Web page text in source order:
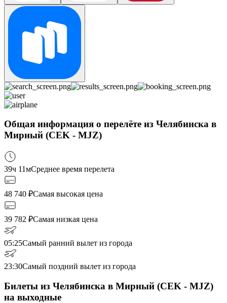
Общая информация о перелёте из Челябинска в
Мирный (CEK - MJZ)
39ч 11мСреднее время перелета
48 740 ₽Самая высокая цена
39 782 ₽Самая низкая цена
05:25Самый ранний вылет из города
23:30Самый поздний вылет из города
Билеты из Челябинска в Мирный (CEK - MJZ)
на выходные